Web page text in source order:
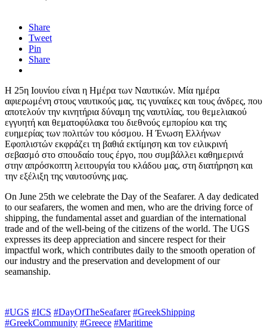
Share
Tweet
Pin
Share
Η 25η Ιουνίου είναι η Ημέρα των Ναυτικών. Μία ημέρα
αφιερωμένη στους ναυτικούς μας, τις γυναίκες και τους άνδρες, που
αποτελούν την κινητήρια δύναμη της ναυτιλίας, του θεμελιακού
εγγυητή και θεματοφύλακα του διεθνούς εμπορίου και της
ευημερίας των πολιτών του κόσμου. Η Ένωση Ελλήνων
Εφοπλιστών εκφράζει τη βαθιά εκτίμηση και τον ειλικρινή
σεβασμό στο σπουδαίο τους έργο, που συμβάλλει καθημερινά
στην απρόσκοπτη λειτουργία του κλάδου μας, στη διατήρηση και
την εξέλιξη της ναυτοσύνης μας.
On June 25th we celebrate the Day of the Seafarer. A day dedicated
to our seafarers, the women and men, who are the driving force of
shipping, the fundamental asset and guardian of the international
trade and of the well-being of the citizens of the world. The UGS
expresses its deep appreciation and sincere respect for their
impactful work, which contributes daily to the smooth operation of
our industry and the preservation and development of our
seamanship.
#UGS #ICS #DayOfTheSeafarer #GreekShipping
#GreekCommunity #Greece #Maritime